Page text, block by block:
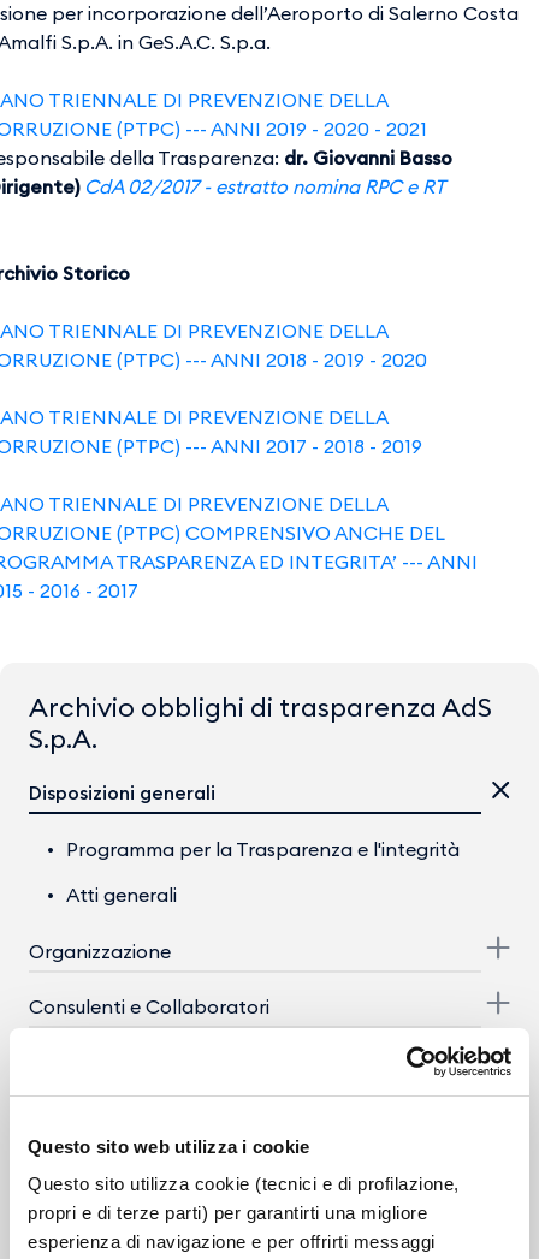
Questo sito web utilizza i cookie
Questo sito utilizza cookie (tecnici e di profilazione,
propri e di terze parti) per garantirti una migliore
esperienza di navigazione e per offrirti messaggi
per incorporazione dell’Aeroporto di Salerno Costa
S.p.A. in GeS.A.C. S.p.a.
TRIENNALE DI PREVENZIONE DELLA
(PTPC) --- ANNI 2019 - 2020 - 2021
della Trasparenza: dr. Giovanni Basso
CdA 02/2017 - estratto nomina RPC e RT​​​​​​​
Storico
TRIENNALE DI PREVENZIONE DELLA
(PTPC) --- ANNI 2018 - 2019 - 2020
TRIENNALE DI PREVENZIONE DELLA
(PTPC) --- ANNI 2017 - 2018 - 2019
TRIENNALE DI PREVENZIONE DELLA
(PTPC) COMPRENSIVO ANCHE DEL
TRASPARENZA ED INTEGRITA’ --- ANNI
- 2016 - 2017
Archivio obblighi di trasparenza AdS
S.p.A.
Disposizioni generali
Programma per la Trasparenza e l'integrità
Atti generali
Organizzazione
Consulenti e Collaboratori
Enti controllati
Provvedimenti